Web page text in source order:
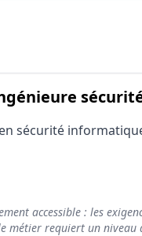
/ Ingénieure
sécurité
sécurité
accessible : les
métier requiert un